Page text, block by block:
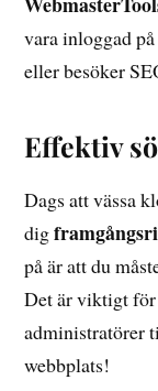
vara inloggad
eller besöker
Effektiv
Dags att vässa
dig
på är att du
Det är viktigt för
administratörer
webbplats!